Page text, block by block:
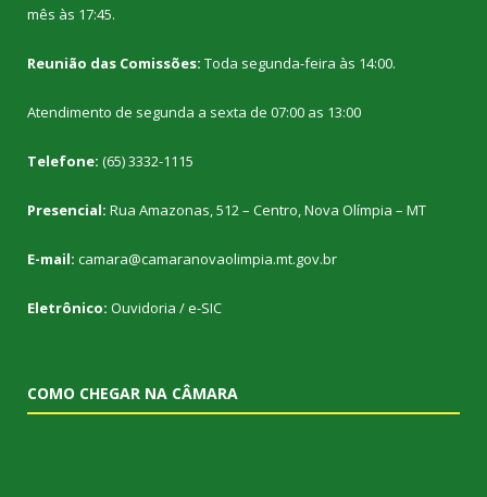
mês às 17:45.
Reunião das Comissões: Toda segunda-feira às 14:00.
Atendimento de segunda a sexta de 07:00 as 13:00
Telefone: (65) 3332-1115
Presencial: Rua Amazonas, 512 – Centro, Nova Olímpia – MT
E-mail: camara@camaranovaolimpia.mt.gov.br
Eletrônico: Ouvidoria /e-SIC
COMO CHEGAR NA CÂMARA